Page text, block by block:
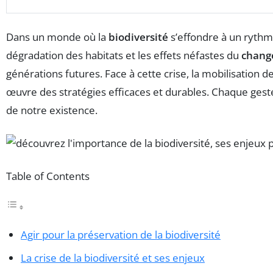
Dans un monde où la biodiversité s’effondre à un
dégradation des habitats et les effets néfastes du
générations futures. Face à cette crise, la mobilisation
œuvre des stratégies efficaces et durables. Chaque
de notre existence.
Table of Contents
Agir pour la préservation de la biodiversité
La crise de la biodiversité et ses enjeux